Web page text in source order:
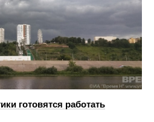
готовятся работать